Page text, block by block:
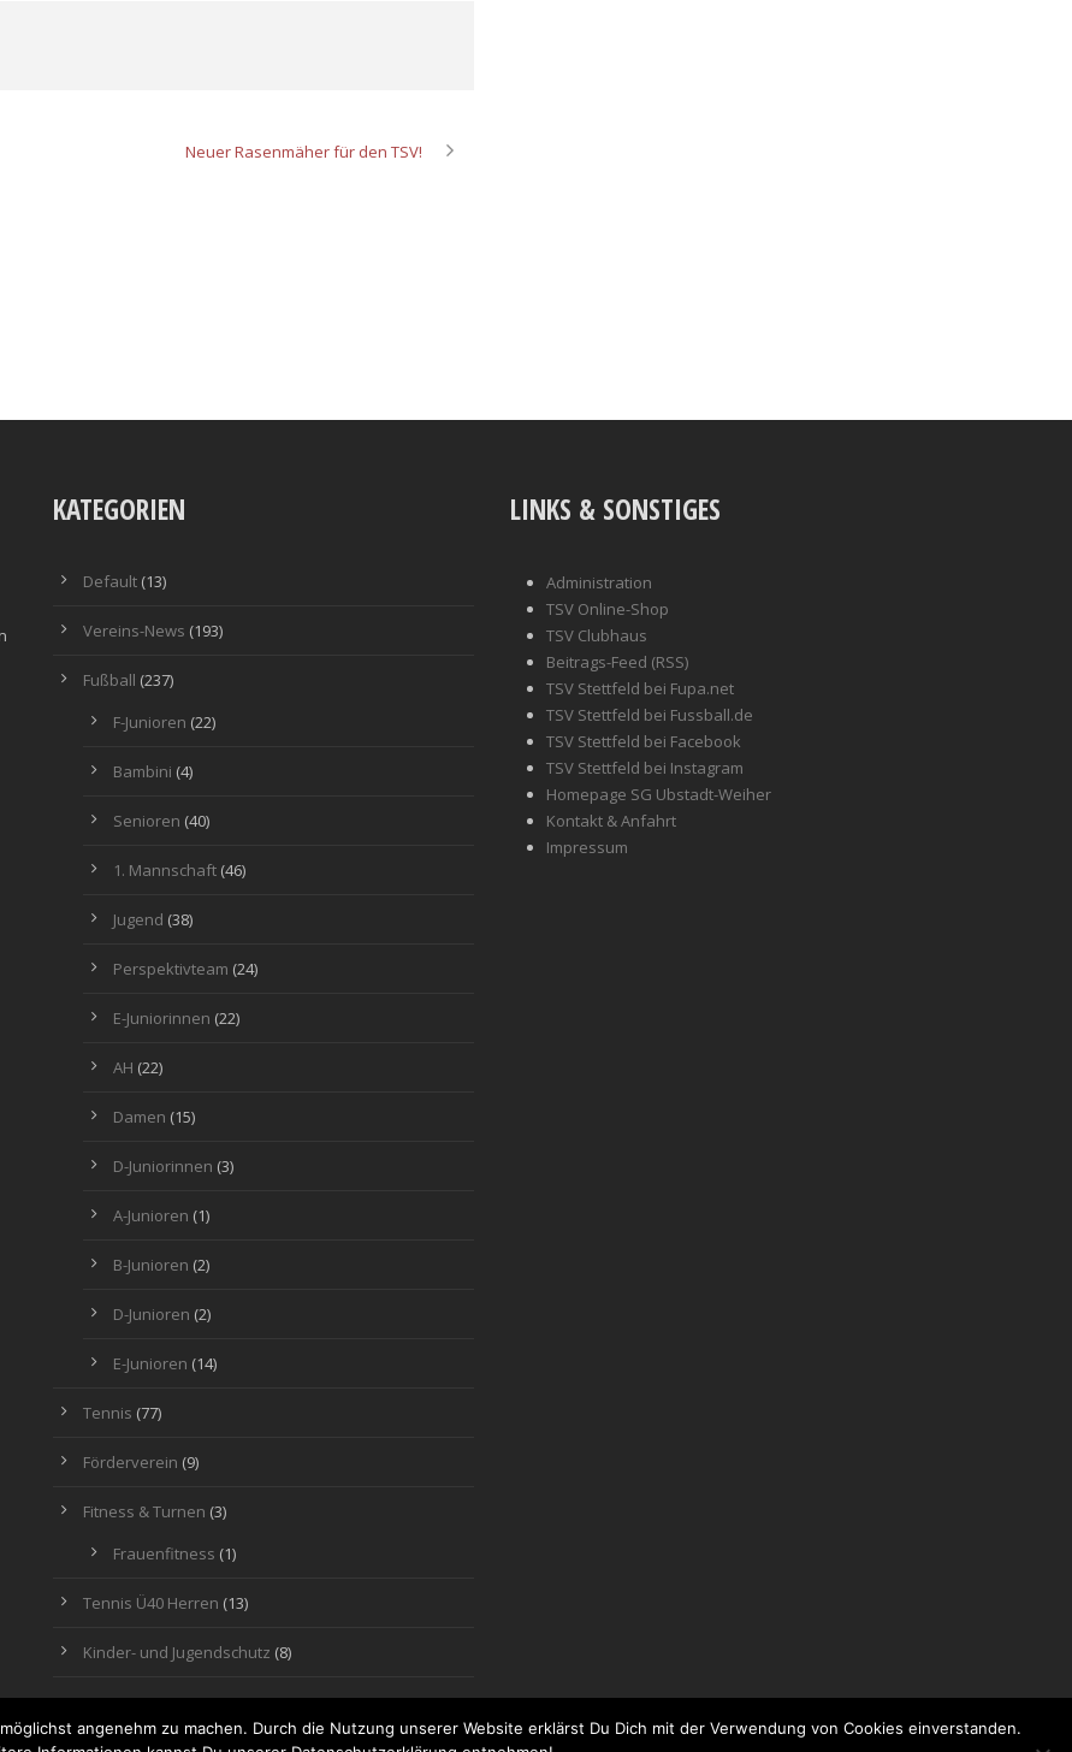
Neuer Rasenmäher für den TSV!
KATEGORIEN
Default(13)
Vereins-News (193)
Fußball (237)
F-Junioren (22)
Bambini (4)
Senioren (40)
1. Mannschaft(46)
Jugend (38)
Perspektivteam (24)
E-Juniorinnen (22)
AH (22)
Damen (15)
D-Juniorinnen (3)
A-Junioren (1)
B-Junioren (2)
D-Junioren (2)
E-Junioren (14)
Tennis (77)
Förderverein (9)
Fitness & Turnen (3)
Frauenfitness (1)
Tennis Ü40 Herren (13)
Kinder- und Jugendschutz (8)
LINKS & SONSTIGES
Administration
TSV Online-Shop
TSV Clubhaus
Beitrags-Feed (RSS)
TSV Stettfeld bei Fupa.net
TSV Stettfeld bei Fussball.de
TSV Stettfeld bei Facebook
TSV Stettfeld bei Instagram
Homepage SG Ubstadt-Weiher
Kontakt & Anfahrt
Impressum
angenehm zu machen. Durch die Nutzung unserer Website erklärst Du Dich mit der Verwendung von Cookies einverstanden.